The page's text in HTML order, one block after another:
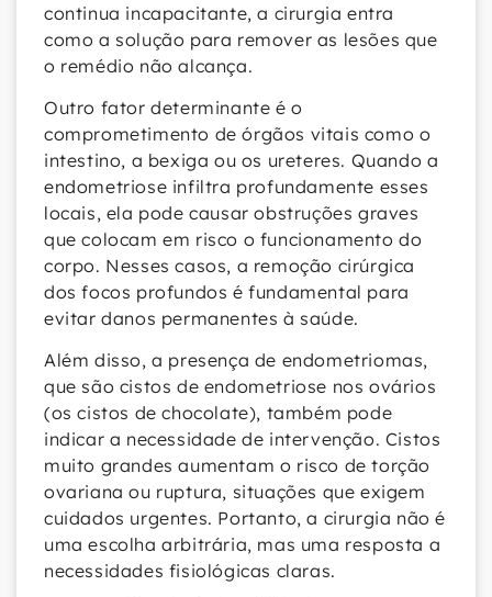
continua incapacitante, a cirurgia entra
como a solução para remover as lesões que
o remédio não alcança.
Outro fator determinante é o
comprometimento de órgãos vitais como o
intestino, a bexiga ou os ureteres. Quando a
endometriose infiltra profundamente esses
locais, ela pode causar obstruções graves
que colocam em risco o funcionamento do
corpo. Nesses casos, a remoção cirúrgica
dos focos profundos é fundamental para
evitar danos permanentes à saúde.
Além disso, a presença de endometriomas,
que são cistos de endometriose nos ovários
(os cistos de chocolate), também pode
indicar a necessidade de intervenção. Cistos
muito grandes aumentam o risco de torção
ovariana ou ruptura, situações que exigem
cuidados urgentes. Portanto, a cirurgia não é
uma escolha arbitrária, mas uma resposta a
necessidades fisiológicas claras.